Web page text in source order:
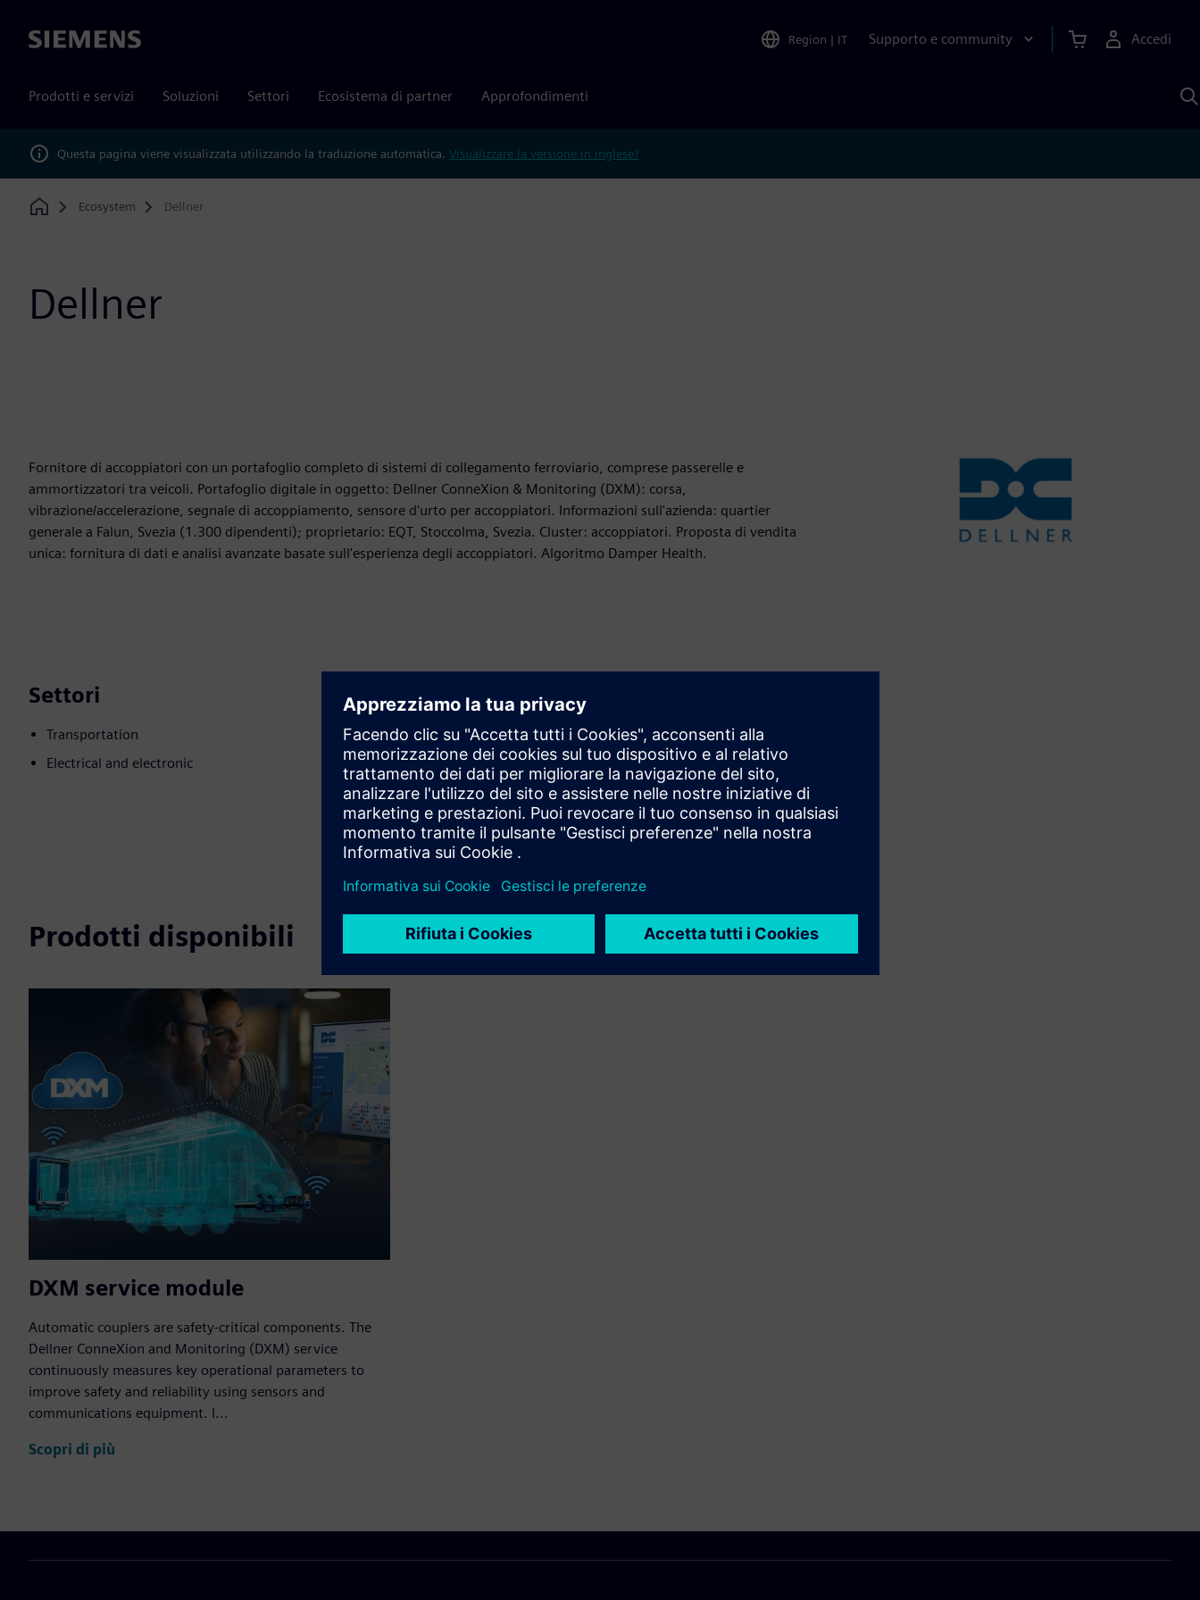
Siemens Region | IT Supporto e community Accedi
Prodotti e servizi Soluzioni Settori Ecosistema di partner Approfondimenti
Questa pagina viene visualizzata utilizzando la traduzione automatica. Visualizzare la versione in inglese?
Home
Ecosystem Dellner
Dellner
Fornitore di accoppiatori con un portafoglio completo di sistemi di collegamento ferroviario, comprese passerelle e
ammortizzatori tra veicoli. Portafoglio digitale in oggetto: Dellner ConneXion & Monitoring (DXM): corsa,
vibrazione/accelerazione, segnale di accoppiamento, sensore d'urto per accoppiatori. Informazioni sull'azienda: quartier
generale a Falun, Svezia (1.300 dipendenti); proprietario: EQT, Stoccolma, Svezia. Cluster: accoppiatori. Proposta di vendita
unica: fornitura di dati e analisi avanzate basate sull'esperienza degli accoppiatori. Algoritmo Damper Health.
Settori
Transportation
Electrical and electronic
Movimento
Build
Estende o si basa su un prodotto / una soluzione Siemens
Xcelerator creando un nuovo prodotto o crea una nuova
soluzione per i clienti tramite l'integrazione del prodotto
Siemens Xcelerator e del tuo prodotto
Prodotti disponibili
DXM service module
Automatic couplers are safety-critical components. The
Dellner ConneXion and Monitoring (DXM) service
continuously measures key operational parameters to
improve safety and reliability using sensors and
communications equipment. I...
Scopri di più